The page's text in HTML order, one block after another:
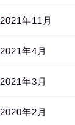
2021年11月
2021年4月
2021年3月
2020年2月